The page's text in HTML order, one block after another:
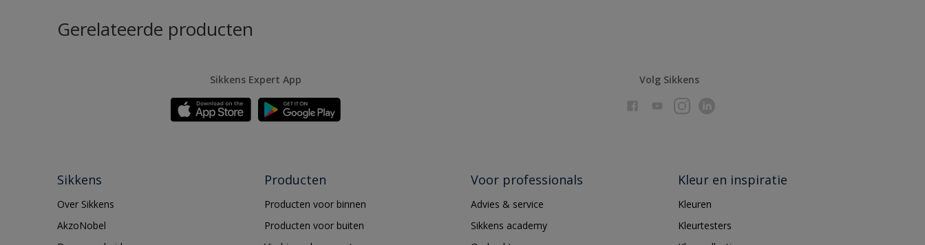
Gerelateerde producten
Sikkens Expert App Volg Sikkens
Sikkens
Over Sikkens
AkzoNobel
Producten
Producten voor binnen
Producten voor buiten
Voor professionals
Advies & service
Sikkens academy
Kleur en inspiratie
Kleuren
Kleurtesters